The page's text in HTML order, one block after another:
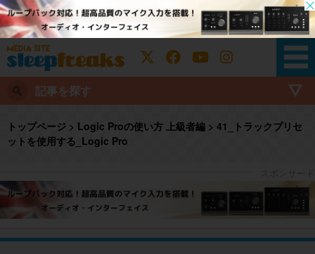
記事を探す
トップページ > Logic Proの使い方 上級者編 > 41_トラックプリセ
ットを使用する_Logic Pro